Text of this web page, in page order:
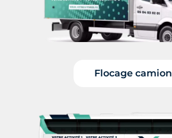
Flocage camion